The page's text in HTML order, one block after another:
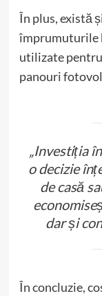
În plus, există
împrumuturile
utilizate
panouri
„Investiția
o decizie
de casă
dar și
În concluzie,